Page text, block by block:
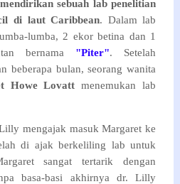
sebuah lab penelitian
di laut Caribbean. Dalam lab
lumba, 2 ekor betina dan 1
bernama "Piter". Setelah
beberapa bulan, seorang wanita
Howe Lovatt menemukan lab
mengajak masuk Margaret ke
di ajak berkeliling lab untuk
sangat tertarik dengan
basa-basi akhirnya dr. Lilly